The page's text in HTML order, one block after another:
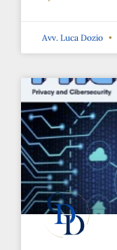
Avv. Luca Dozio